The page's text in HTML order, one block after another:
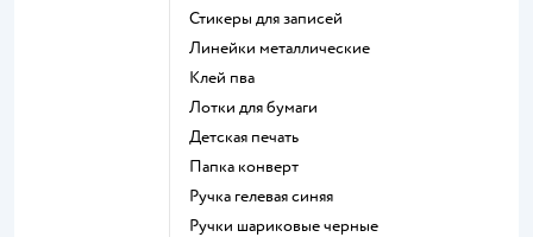
Стикеры для записей
Линейки металлические
Клей пва
Лотки для бумаги
Детская печать
Папка конверт
Ручка гелевая синяя
Ручки шариковые черные